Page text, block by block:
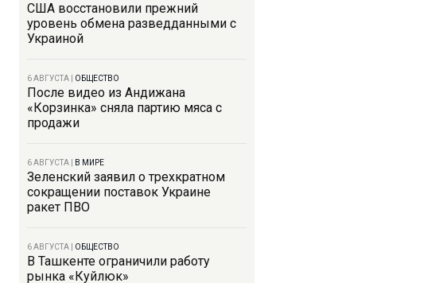
США восстановили прежний
уровень обмена разведданными с
Украиной
6 АВГУСТА ОБЩЕСТВО
После видео из Андижана
«Корзинка» сняла партию мяса с
продажи
6 АВГУСТА В МИРЕ
Зеленский заявил о трехкратном
сокращении поставок Украине
ракет ПВО
6 АВГУСТА ОБЩЕСТВО
В Ташкенте ограничили работу
рынка «Куйлюк»